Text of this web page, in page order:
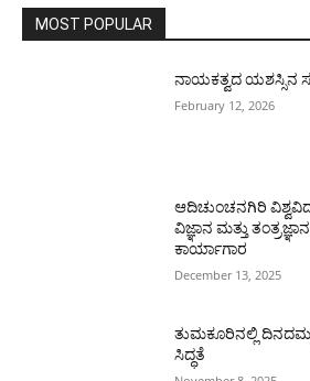
MOST POPULAR
ನಾಯಕತ್ವದ ಯಶಸ್ಸಿನ
February 12, 2026
ಆದಿಚುಂಚನಗಿರಿ
ವಿಜ್ಞಾನ ಮತ್ತು
ಕಾರ್ಯಾಗಾರ
December 13, 2025
ತುಮಕೂರಿನಲ್ಲಿ
ಸಿದ್ಧತೆ